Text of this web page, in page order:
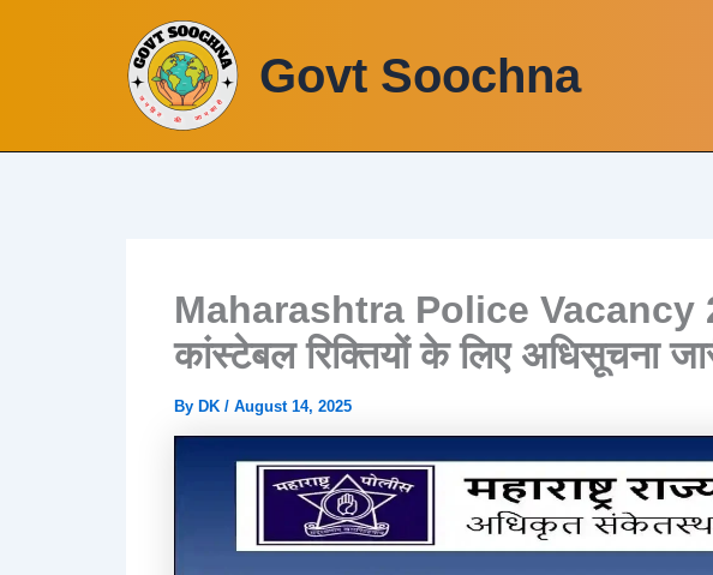
Govt Soochna
Maharashtra Police Vacancy
कांस्टेबल रिक्तियों के लिए अधिसूचना
By DK / August 14, 2025